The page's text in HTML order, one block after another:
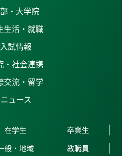
・大学院
生活・就職
入試情報
・社会連携
交流・留学
ニュース
在学生
卒業生
般・地域 教職員